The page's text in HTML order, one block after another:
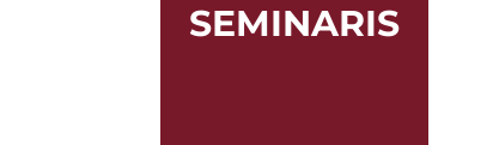
SEMINARIS